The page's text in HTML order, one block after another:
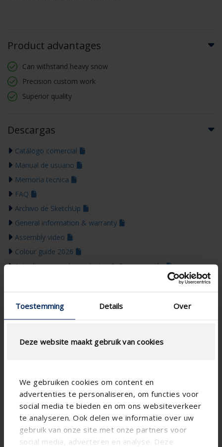
Toestemming Details Over
Deze website maakt gebruik van cookies
We gebruiken cookies om content en
advertenties te personaliseren, om functies voor
social media te bieden en om ons websiteverkeer
te analyseren. Ook delen we informatie over uw
gebruik van onze site met onze partners voor
social media, adverteren en analyse. Deze
Product advantages
Can withstand heavy snow
Precision custom work
Superior quality
Descargas
Catálogo comercial
Manual de usuario
Memoria tecnica
FAQ
Archivo de SketchUp
General information & warranty
Assembly video
Colour guide 2026
Actualizaciones de productos & Comunicación